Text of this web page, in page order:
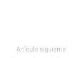
Artículo siguiente